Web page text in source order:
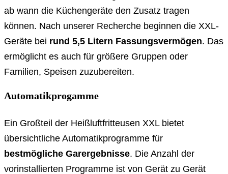
ab wann die Küchengeräte den Zusatz tragen
können. Nach unserer Recherche beginnen die XXL-
Geräte bei rund 5,5 Litern Fassungsvermögen. Das
ermöglicht es auch für größere Gruppen oder
Familien, Speisen zuzubereiten.
Automatikprogamme
Ein Großteil der Heißluftfritteusen XXL bietet
übersichtliche Automatikprogramme für
bestmögliche Garergebnisse. Die Anzahl der
vorinstallierten Programme ist von Gerät zu Gerät